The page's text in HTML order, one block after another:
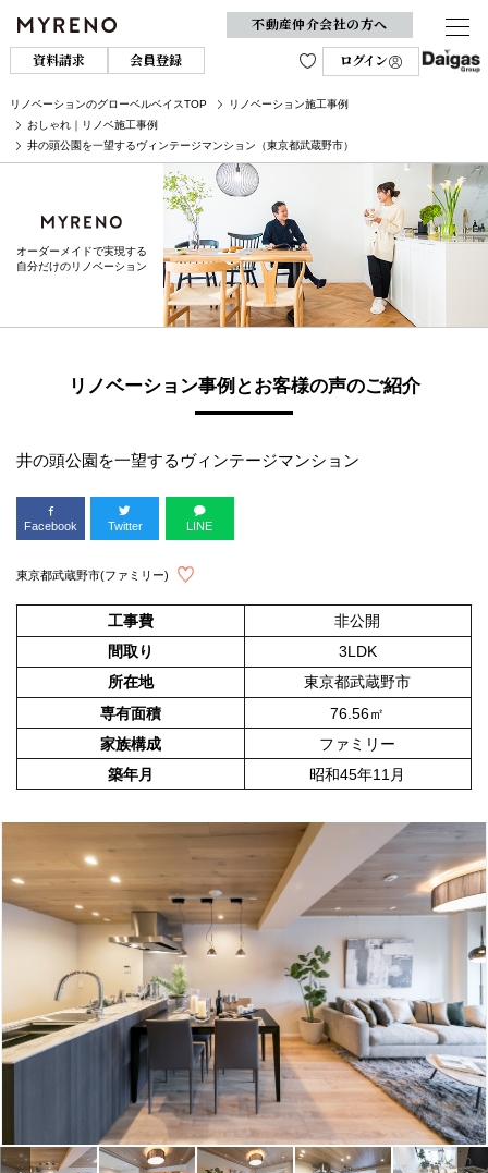
不動産仲介会社の方へ
資料請求
会員登録 ログイン
リノベーションのグローベルベイスTOP
リノベーション施工事例
おしゃれ｜リノベ施工事例
井の頭公園を一望するヴィンテージマンション（東京都武蔵野市）
オーダーメイドで実現する
自分だけのリノベーション
リノベーション事例とお客様の声のご紹介
井の頭公園を一望するヴィンテージマンション
Facebook Twitter LINE
東京都武蔵野市(ファミリー)
工事費
非公開
間取り
3LDK
所在地
東京都武蔵野市
専有面積
76.56㎡
家族構成
ファミリー
築年月
昭和45年11月